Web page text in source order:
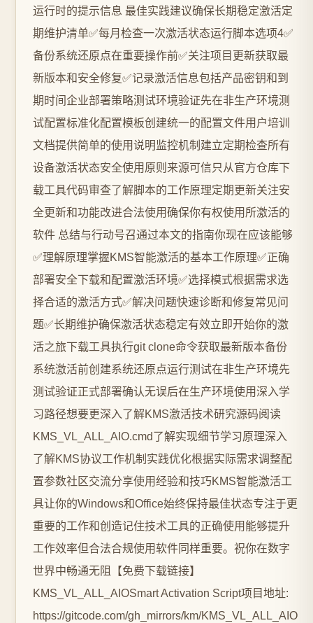
运行时的提示信息 最佳实践建议确保长期稳定激活定
期维护清单✅每月检查一次激活状态运行脚本选项4✅
备份系统还原点在重要操作前✅关注项目更新获取最
新版本和安全修复✅记录激活信息包括产品密钥和到
期时间企业部署策略测试环境验证先在非生产环境测
试配置标准化配置模板创建统一的配置文件用户培训
文档提供简单的使用说明监控机制建立定期检查所有
设备激活状态安全使用原则来源可信只从官方仓库下
载工具代码审查了解脚本的工作原理定期更新关注安
全更新和功能改进合法使用确保你有权使用所激活的
软件 总结与行动号召通过本文的指南你现在应该能够
✅理解原理掌握KMS智能激活的基本工作原理✅正确
部署安全下载和配置激活环境✅选择模式根据需求选
择合适的激活方式✅解决问题快速诊断和修复常见问
题✅长期维护确保激活状态稳定有效立即开始你的激
活之旅下载工具执行git clone命令获取最新版本备份
系统激活前创建系统还原点运行测试在非生产环境先
测试验证正式部署确认无误后在生产环境使用深入学
习路径想要更深入了解KMS激活技术研究源码阅读
KMS_VL_ALL_AIO.cmd了解实现细节学习原理深入
了解KMS协议工作机制实践优化根据实际需求调整配
置参数社区交流分享使用经验和技巧KMS智能激活工
具让你的Windows和Office始终保持最佳状态专注于更
重要的工作和创造记住技术工具的正确使用能够提升
工作效率但合法合规使用软件同样重要。祝你在数字
世界中畅通无阻【免费下载链接】
KMS_VL_ALL_AIOSmart Activation Script项目地址:
https://gitcode.com/gh_mirrors/km/KMS_VL_ALL_AIO